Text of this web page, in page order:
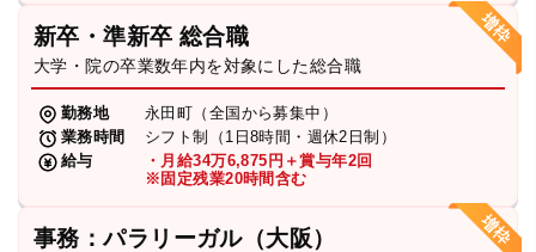
新卒・準新卒 総合職
大学・院の卒業数年内を対象にした総合職
勤務地
永田町（全国から募集中）
業務時間
シフト制（1日8時間・週休2日制）
給与
・月給34万6,875円＋賞与年2回
※固定残業20時間含む
事務：パラリーガル（大阪）
弁護士・税理士
費用